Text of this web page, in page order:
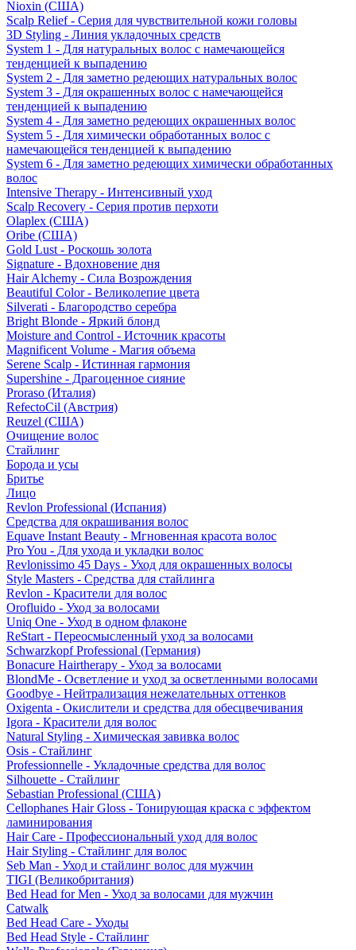
Nioxin (США)
Scalp Relief - Серия для чувствительной кожи головы
3D Styling - Линия укладочных средств
System 1 - Для натуральных волос с намечающейся
тенденцией к выпадению
System 2 - Для заметно редеющих натуральных волос
System 3 - Для окрашенных волос с намечающейся
тенденцией к выпадению
System 4 - Для заметно редеющих окрашенных волос
System 5 - Для химически обработанных волос с
намечающейся тенденцией к выпадению
System 6 - Для заметно редеющих химически обработанных
волос
Intensive Therapy - Интенсивный уход
Scalp Recovery - Серия против перхоти
Olaplex (США)
Oribe (США)
Gold Lust - Роскошь золота
Signature - Вдохновение дня
Hair Alchemy - Сила Возрождения
Beautiful Color - Великолепие цвета
Silverati - Благородство серебра
Bright Blonde - Яркий блонд
Moisture and Control - Источник красоты
Magnificent Volume - Магия объема
Serene Scalp - Истинная гармония
Supershine - Драгоценное сияние
Proraso (Италия)
RefectoCil (Австрия)
Reuzel (США)
Очищение волос
Стайлинг
Борода и усы
Бритье
Лицо
Revlon Professional (Испания)
Средства для окрашивания волос
Equave Instant Beauty - Мгновенная красота волос
Pro You - Для ухода и укладки волос
Revlonissimo 45 Days - Уход для окрашенных волосы
Style Masters - Средства для стайлинга
Revlon - Красители для волос
Orofluido - Уход за волосами
Uniq One - Уход в одном флаконе
ReStart - Переосмысленный уход за волосами
Schwarzkopf Professional (Германия)
Bonacure Hairtherapy - Уход за волосами
BlondMe - Осветление и уход за осветленными волосами
Goodbye - Нейтрализация нежелательных оттенков
Oxigenta - Окислители и средства для обесцвечивания
Igora - Красители для волос
Natural Styling - Химическая завивка волос
Osis - Стайлинг
Professionnelle - Укладочные средства для волос
Silhouette - Стайлинг
Sebastian Professional (США)
Cellophanes Hair Gloss - Тонирующая краска с эффектом
ламинирования
Hair Care - Профессиональный уход для волос
Hair Styling - Стайлинг для волос
Seb Man - Уход и стайлинг волос для мужчин
TIGI (Великобритания)
Bed Head for Men - Уход за волосами для мужчин
Catwalk
Bed Head Care - Уходы
Bed Head Style - Стайлинг